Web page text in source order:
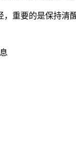
，重要的是保持